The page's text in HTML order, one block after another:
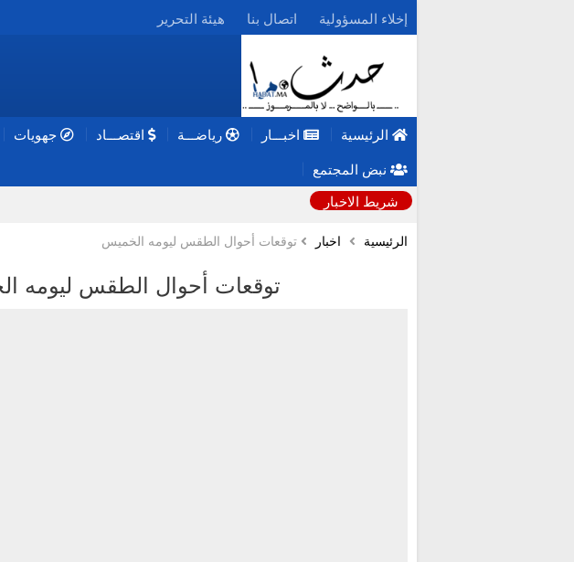
إخلاء المسؤولية اتصال بنا هيئة التحرير
الرئيسية اخبـــار رياضـــة اقتصـــاد جهويات
نبض المجتمع
شريط الاخبار
الرئيسية اخبار توقعات أحوال الطقس ليومه الخميس
توقعات أحوال الطقس ليومه